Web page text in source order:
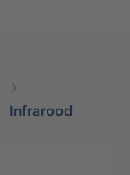
Infrarood​